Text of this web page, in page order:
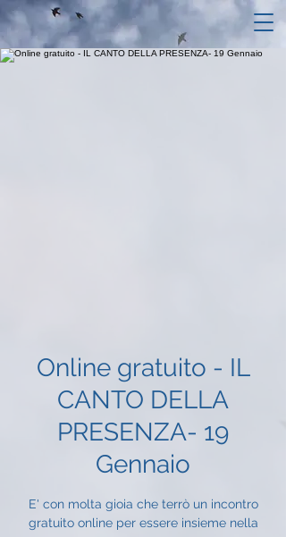
Online gratuito - IL
CANTO DELLA
PRESENZA- 19
Gennaio
E' con molta gioia che terrò un incontro
gratuito online per essere insieme nella